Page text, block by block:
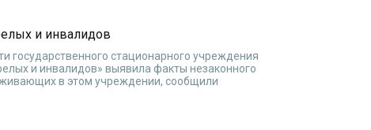
и инвалидов
государственного стационарного учреждения
и инвалидов» выявила факты незаконного
в этом учреждении, сообщили